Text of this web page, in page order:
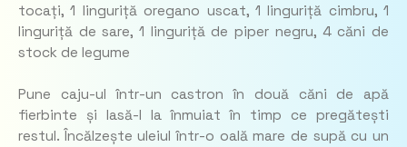
tocați, 1 linguriță oregano uscat, 1 linguriță cimbru, 1
linguriță de sare, 1 linguriță de piper negru, 4 căni de
stock de legume
Pune caju-ul într-un castron în două căni de apă
fierbinte și lasă-l la înmuiat în timp ce pregătești
restul. Încălzește uleiul într-o oală mare de supă cu un